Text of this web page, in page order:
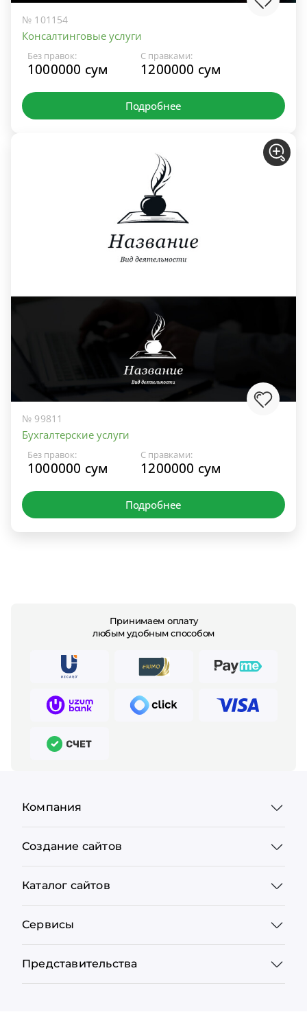
№ 101154
Консалтинговые услуги
Без правок:
1000000 сум
С правками:
1200000 сум
Подробнее
№ 99811
Бухгалтерские услуги
Без правок:
1000000 сум
С правками:
1200000 сум
Подробнее
Принимаем оплату
любым удобным способом
Компания
Создание сайтов
Каталог сайтов
Сервисы
Представительства